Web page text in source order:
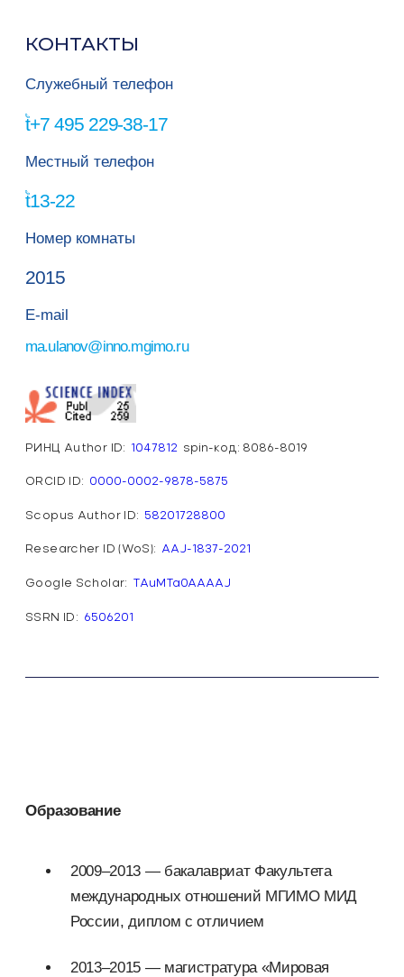
КОНТАКТЫ
Служебный телефон
+7 495 229-38-17
Местный телефон
13-22
Номер комнаты
2015
E-mail
a.ulanov@inno.mgimo.ru
РИНЦ Author ID: 1047812 spin-код: 8086-8019
ORCID ID: 0000-0002-9878-5875
Scopus Author ID: 58201728800
Researcher ID (WoS): AAJ-1837-2021
Google Scholar: TAuMTa0AAAAJ
SSRN ID: 6506201
Образование
2009–2013 — бакалавриат Факультета
международных отношений МГИМО МИД
России, диплом с отличием
2013–2015 — магистратура «Мировая